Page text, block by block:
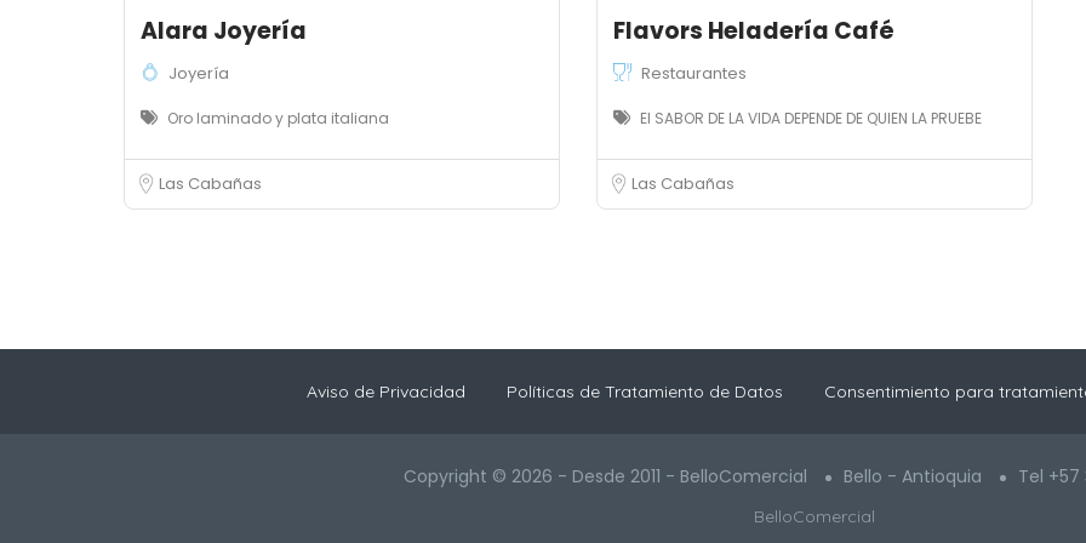
Alara Joyería
Joyería
Oro laminado y plata italiana
Las Cabañas
Flavors Heladería Café
Restaurantes
El SABOR DE LA VIDA DEPENDE DE QUIEN LA PRUEBE
Las Cabañas
Aviso de Privacidad Políticas de Tratamiento de Datos Consentimiento para
Copyright © 2026 - Desde 2011 - BelloComercial Bello - Antioquia Tel +57
BelloComercial